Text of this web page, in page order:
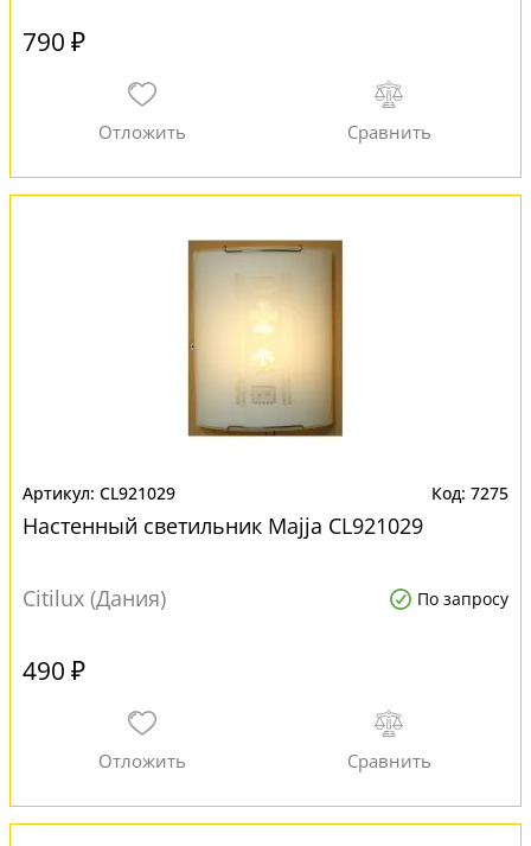
790 ₽
CL921029 7275
Настенный светильник Majja CL921029
Citilux (Дания) По запросу
490 ₽